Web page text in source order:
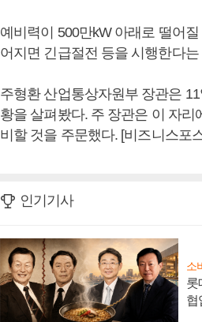
예비력이 500만kW 아래로 떨어
어지면 긴급절전 등을 시행한다
주형환 산업통상자원부 장관은
황을 살펴봤다. 주 장관은 이 자
비할 것을 주문했다. [비즈니스포
인기기사
소
롯
협